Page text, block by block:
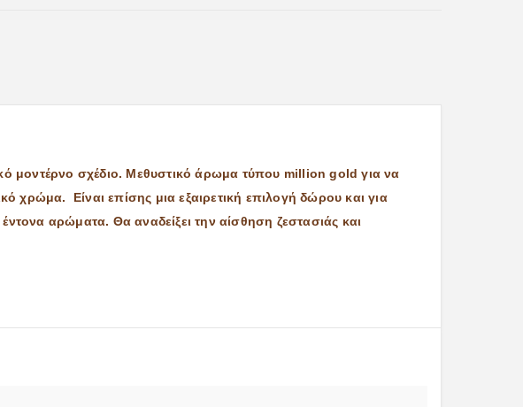
μοντέρνο σχέδιο. Μεθυστικό άρωμα τύπου million gold για να
χρώμα. Είναι επίσης μια εξαιρετική επιλογή δώρου και για
αρώματα. Θα αναδείξει την αίσθηση ζεστασιάς και